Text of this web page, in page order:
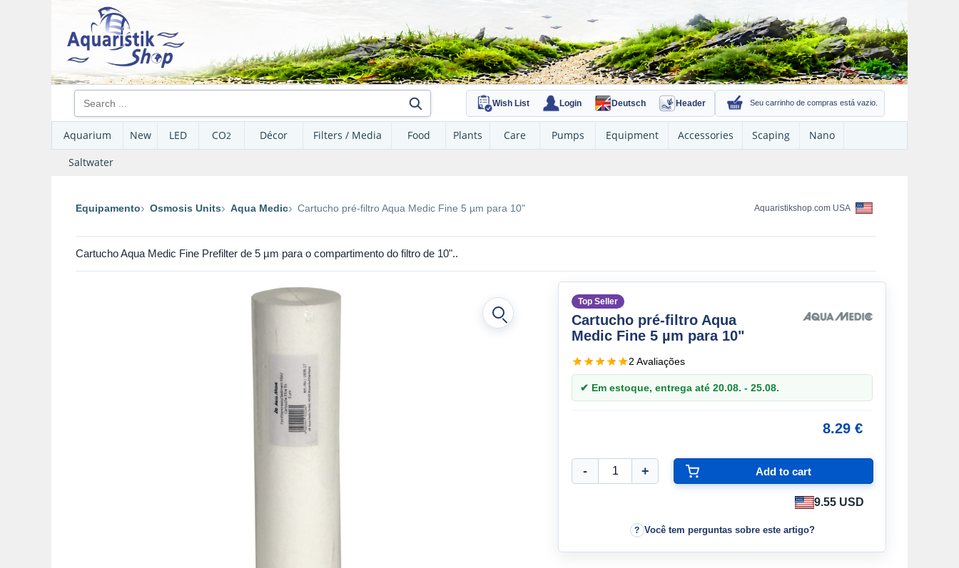
Wish List Login Deutsch Header Seu carrinho de compras está vazio.
Aquarium New LED CO2 Décor Filters / Media Food Plants Care Pumps Equipment Accessories Scaping
Nano
Saltwater
Equipamento Osmosis Units Aqua Medic Cartucho pré-filtro Aqua Medic Fine 5 µm para 10" Aquaristikshop.com USA
Cartucho Aqua Medic Fine Prefilter de 5 µm para o compartimento do filtro de 10"..
Top Seller
Cartucho pré-filtro Aqua
Medic Fine 5 µm para 10"
2 Avaliações
✔ Em estoque, entrega até 20.08. - 25.08.
8.29 €
9.55 USD
Você tem perguntas sobre este artigo?